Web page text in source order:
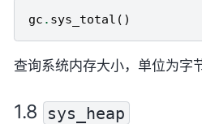
gc . sys_total ()
查询系统内存大小，单位为字
sys_heap